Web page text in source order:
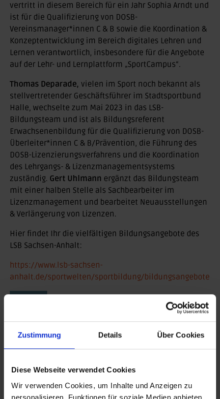
Zustimmung Details Über Cookies
Diese Webseite verwendet Cookies
Wir verwenden Cookies, um Inhalte und Anzeigen zu
personalisieren, Funktionen für soziale Medien anbieten
vertritt in diesem Bereich für ein Jahr Sophia Arndt und
ist für die Qualifizierung von DOSB-
Vereinsmanager*innen C & B sowie die Koordination &
Konzeptentwicklung im Bereich digitales Lehren und
Lernen verantwortlich, insbesondere für die Angebote
auf der Lehr- und Lernplattform „SportCampus“.
Thomas Deparade, vielen im Sport noch bekannt als
stellvertretender Geschäftsführer im Stadtsportbund
Halle, wechselte zum Mai 2023 in das LSB-
Bildungsteam und ist als Bildungsreferent
Erwachsenenbildung für die Qualifizierung von DOSB-
Überleiter*innen C & B/Prävention, die Führung des
DOSB-Lizenzierungsverfahrens und die Koordination
des Lehrgangs- & Lizenzmanagementsystems
zuständig. Gert Uhlmann ergänzt das Bildungsteam
mit einer halben Stelle als Sachbearbeiter im
Lizenzmanagement und bearbeitet Neuausstellungen
& Verlängerung von Lizenzen.
Hier findet Ihr die vielfältigen Bildungsangebote des
LSB Sachsen-Anhalt:
https://www.lsb-sachsen-
anhalt.de/sportwelten/sportbildung/bildungsangebote
BEITRAG TEILEN
posten